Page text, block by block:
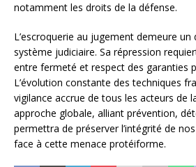
notamment les droits de la défense.
L’escroquerie au jugement demeure
système judiciaire. Sa répression
entre fermeté et respect des garanties
L’évolution constante des techniques
vigilance accrue de tous les acteurs de
approche globale, alliant prévention,
permettra de préserver l’intégrité de
face à cette menace protéiforme.